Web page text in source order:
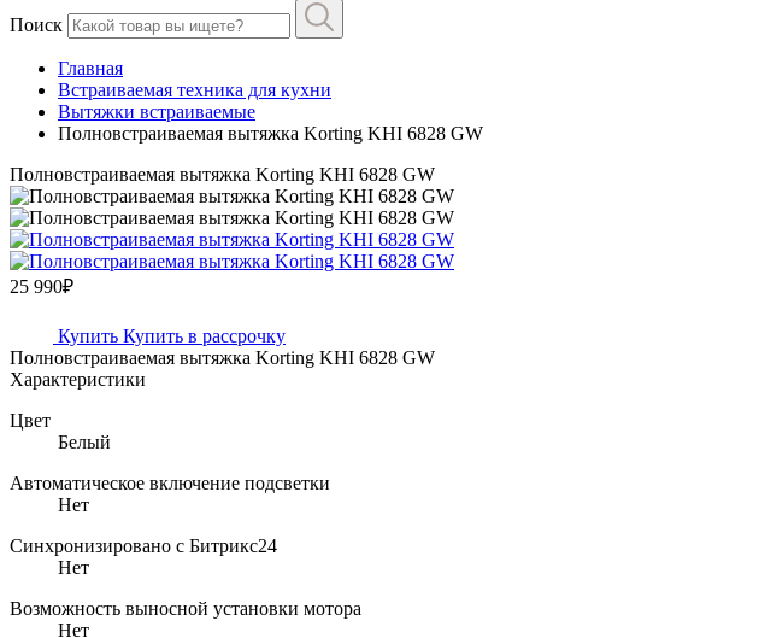
Поиск
Главная
Встраиваемая техника для кухни
Вытяжки встраиваемые
Полновстраиваемая вытяжка Korting KHI 6828 GW
Полновстраиваемая вытяжка Korting KHI 6828 GW
25 990₽
Купить Купить в рассрочку
Полновстраиваемая вытяжка Korting KHI 6828 GW
Характеристики
Цвет
Белый
Автоматическое включение подсветки
Нет
Синхронизировано с Битрикс24
Нет
Возможность выносной установки мотора
Нет